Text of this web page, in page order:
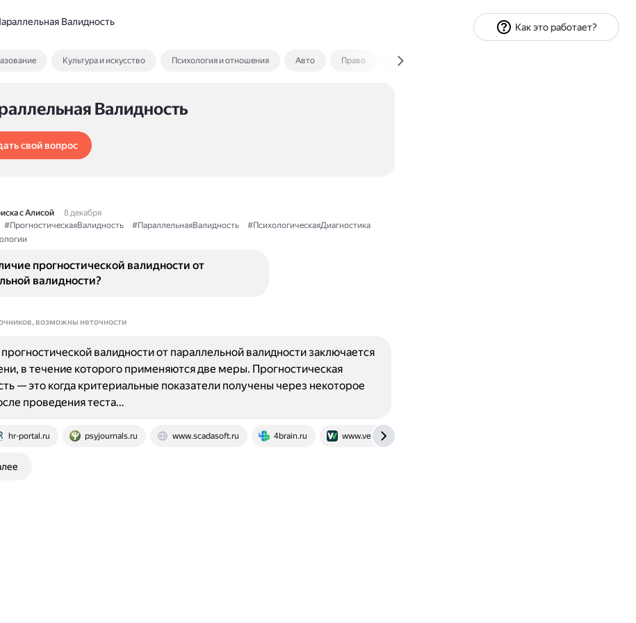
Валидность
Культура и искусство Психология и отношения Авто Право Экономика и финансы
Валидность
свой вопрос
с Алисой
8 декабря
#ПрогностическаяВалидность #ПараллельнаяВалидность
#ПсихологическаяДиагностика
прогностической валидности от
валидности?
возможны неточности
hr-portal.ru psyjournals.ru www.scadasoft.ru 4brain.ru www.verywellmind.com
валидности от параллельной валидности заключается
в течение которого применяются две меры. Прогностическая
— это когда критериальные показатели получены через некоторое
проведения теста…
Как это работает?